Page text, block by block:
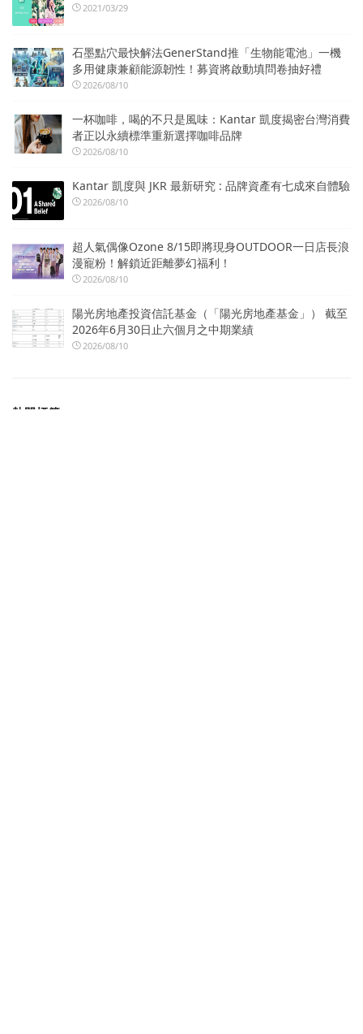
2021/03/29
石墨點穴最快解法GenerStand推「生物能電池」一機
多用健康兼顧能源韌性！募資將啟動填問卷抽好禮
2026/08/10
一杯咖啡，喝的不只是風味：Kantar 凱度揭密台灣消費
者正以永續標準重新選擇咖啡品牌
2026/08/10
Kantar 凱度與 JKR 最新研究 : 品牌資產有七成來自體驗
2026/08/10
超人氣偶像Ozone 8/15即將現身OUTDOOR一日店長浪
漫寵粉！解鎖近距離夢幻福利！
2026/08/10
陽光房地產投資信託基金（「陽光房地產基金」） 截至
2026年6月30日止六個月之中期業績
2026/08/10
熱門標籤